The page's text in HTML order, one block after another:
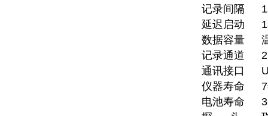
记录间隔
延迟启动
数据容量
记录通道
通讯接口
仪器寿命
电池寿命